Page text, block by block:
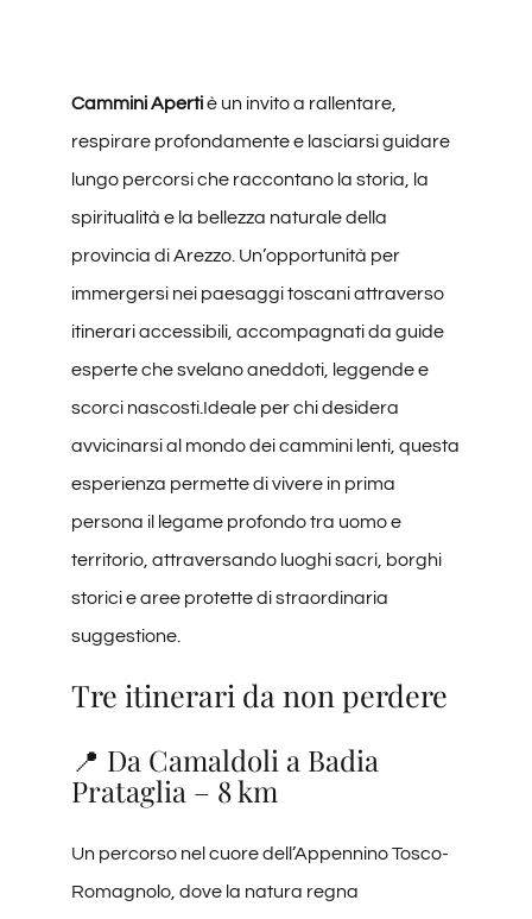
Amazon
Cammini Apertiè un invito a rallentare,
respirare profondamente e lasciarsi guidare
lungo percorsi che raccontano la storia, la
spiritualità e la bellezza naturale della
provincia di Arezzo. Un’opportunità per
immergersi nei paesaggi toscani attraverso
itinerari accessibili, accompagnati da guide
esperte che svelano aneddoti, leggende e
scorci nascosti.Ideale per chi desidera
avvicinarsi al mondo dei cammini lenti, questa
esperienza permette di vivere in prima
persona il legame profondo tra uomo e
territorio, attraversando luoghi sacri, borghi
storici e aree protette di straordinaria
suggestione.
Tre itinerari da non perdere
📍 Da Camaldoli a Badia
Prataglia – 8 km
Un percorso nel cuore dell’Appennino Tosco-
Romagnolo, dove la natura regna